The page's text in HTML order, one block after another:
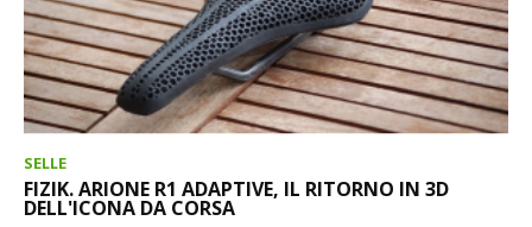
SELLE
FIZIK. ARIONE R1 ADAPTIVE, IL RITORNO IN 3D
DELL'ICONA DA CORSA